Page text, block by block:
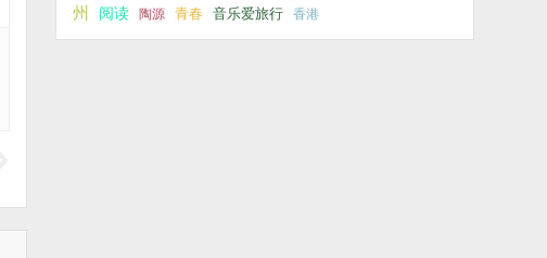
州
阅读 陶源 青春 音乐爱旅行 香港